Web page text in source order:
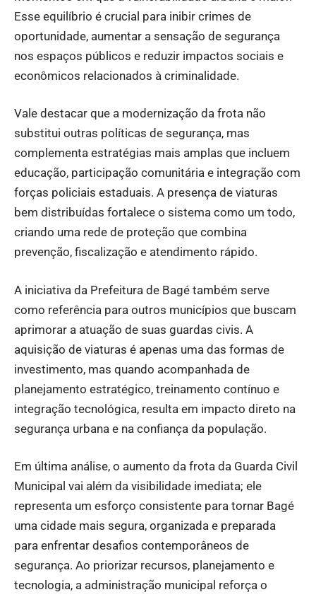
Esse equilíbrio é crucial para inibir crimes de
oportunidade, aumentar a sensação de segurança
nos espaços públicos e reduzir impactos sociais e
econômicos relacionados à criminalidade.
Vale destacar que a modernização da frota não
substitui outras políticas de segurança, mas
complementa estratégias mais amplas que incluem
educação, participação comunitária e integração com
forças policiais estaduais. A presença de viaturas
bem distribuídas fortalece o sistema como um todo,
criando uma rede de proteção que combina
prevenção, fiscalização e atendimento rápido.
A iniciativa da Prefeitura de Bagé também serve
como referência para outros municípios que buscam
aprimorar a atuação de suas guardas civis. A
aquisição de viaturas é apenas uma das formas de
investimento, mas quando acompanhada de
planejamento estratégico, treinamento contínuo e
integração tecnológica, resulta em impacto direto na
segurança urbana e na confiança da população.
Em última análise, o aumento da frota da Guarda Civil
Municipal vai além da visibilidade imediata; ele
representa um esforço consistente para tornar Bagé
uma cidade mais segura, organizada e preparada
para enfrentar desafios contemporâneos de
segurança. Ao priorizar recursos, planejamento e
tecnologia, a administração municipal reforça o